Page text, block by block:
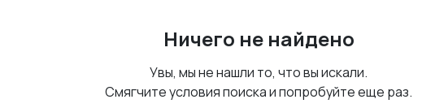
Ничего не найдено
Увы, мы не нашли то, что вы искали.
Смягчите условия поиска и попробуйте еще раз.